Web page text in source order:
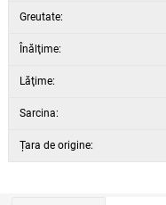
Greutate:
Înălţime:
Lăţime:
Sarcina:
Țara de origine: